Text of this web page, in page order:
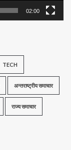
02:00
TECH
अन्तराष्ट्रीय समाचार
राज्य समाचार